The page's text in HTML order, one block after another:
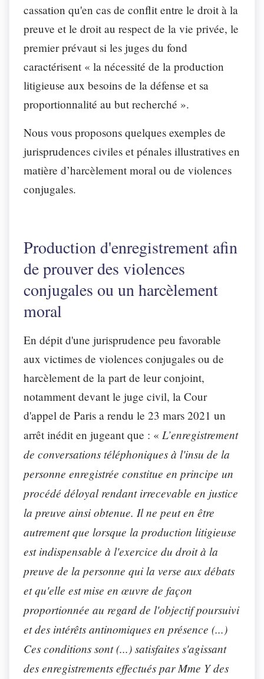
cassation qu'en cas de conflit entre le droit à la
preuve et le droit au respect de la vie privée, le
premier prévaut si les juges du fond
caractérisent « la nécessité de la production
litigieuse aux besoins de la défense et sa
proportionnalité au but recherché ».
Nous vous proposons quelques exemples de
jurisprudences civiles et pénales illustratives en
matière d’harcèlement moral ou de violences
conjugales.
Production d'enregistrement afin
de prouver des violences
conjugales ou un harcèlement
moral
En dépit d'une jurisprudence peu favorable
aux victimes de violences conjugales ou de
harcèlement de la part de leur conjoint,
notamment devant le juge civil, la Cour
d'appel de Paris a rendu le 23 mars 2021 un
arrêt inédit en jugeant que : « L’enregistrement
de conversations téléphoniques à l'insu de la
personne enregistrée constitue en principe un
procédé déloyal rendant irrecevable en justice
la preuve ainsi obtenue. Il ne peut en être
autrement que lorsque la production litigieuse
est indispensable à l'exercice du droit à la
preuve de la personne qui la verse aux débats
et qu'elle est mise en œuvre de façon
proportionnée au regard de l'objectif poursuivi
et des intérêts antinomiques en présence (...)
Ces conditions sont (...) satisfaites s'agissant
des enregistrements effectués par Mme Y des